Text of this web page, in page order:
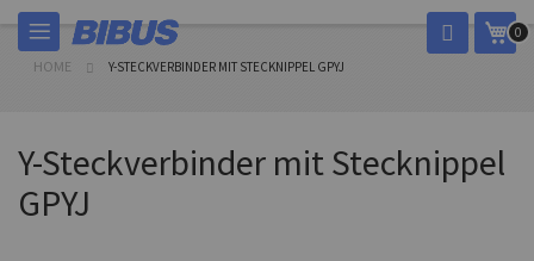
Skip
to
Content
My
0
HOME Y-STECKVERBINDER MIT STECKNIPPEL GPYJ
Y-Steckverbinder mit Stecknippel
GPYJ